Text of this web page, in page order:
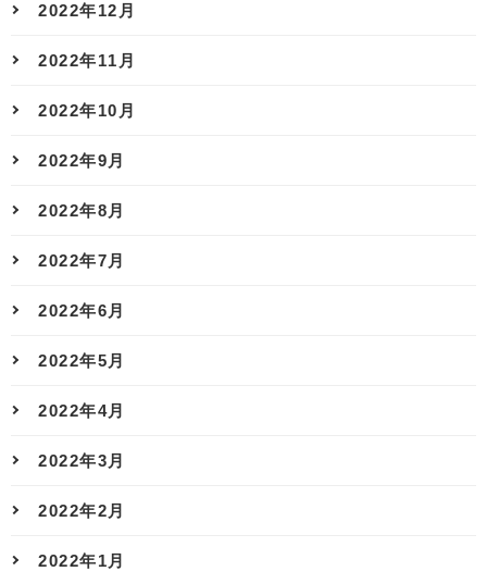
2022年12月
2022年11月
2022年10月
2022年9月
2022年8月
2022年7月
2022年6月
2022年5月
2022年4月
2022年3月
2022年2月
2022年1月